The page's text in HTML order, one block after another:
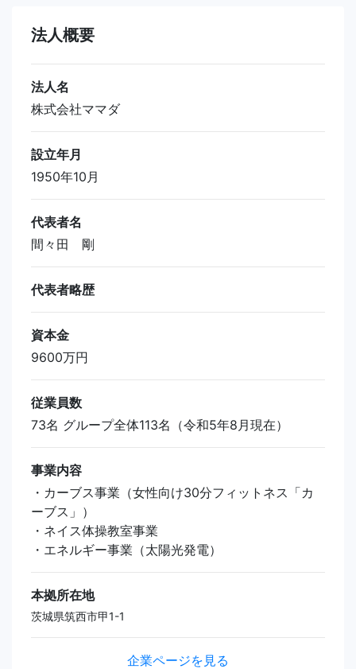
法人概要
法人名
株式会社ママダ
設立年月
1950年10月
代表者名
間々田 剛
代表者略歴
資本金
9600万円
従業員数
73名 グループ全体113名（令和5年8月現在）
事業内容
・カーブス事業（女性向け30分フィットネス「カ
ーブス」）
・ネイス体操教室事業
・エネルギー事業（太陽光発電）
本拠所在地
茨城県筑西市甲1-1
企業ページを見る